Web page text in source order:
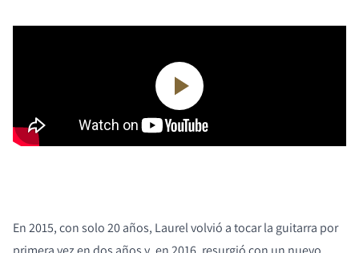
En 2015, con solo 20 años, Laurel volvió a tocar la guitarra por